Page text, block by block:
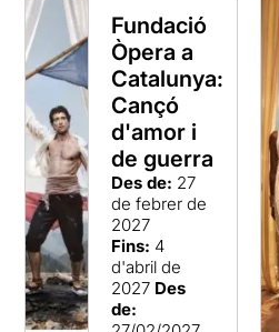
Fundació
Òpera a
Catalunya:
Cançó
d'amor i
de guerra
Des de: 27
de febrer de
2027
Fins: 4
d'abril de
2027 Des
de: